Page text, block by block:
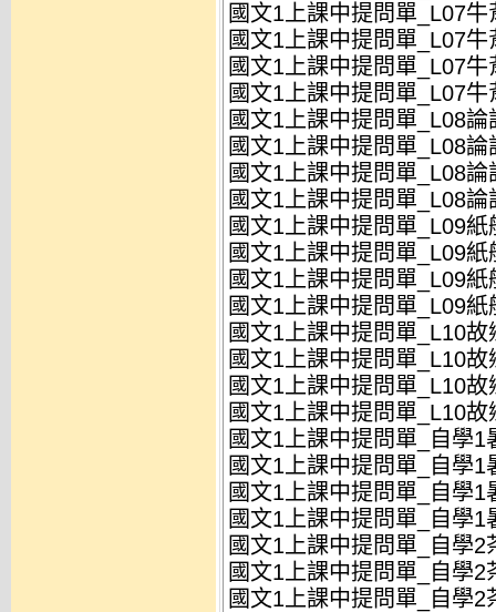
國文1上課中提問單_L07
國文1上課中提問單_L07
國文1上課中提問單_L07
國文1上課中提問單_L07
國文1上課中提問單_L08
國文1上課中提問單_L08
國文1上課中提問單_L08
國文1上課中提問單_L08
國文1上課中提問單_L09
國文1上課中提問單_L09
國文1上課中提問單_L09
國文1上課中提問單_L09
國文1上課中提問單_L10
國文1上課中提問單_L10
國文1上課中提問單_L10
國文1上課中提問單_L10
國文1上課中提問單_自學
國文1上課中提問單_自學
國文1上課中提問單_自學
國文1上課中提問單_自學
國文1上課中提問單_自學
國文1上課中提問單_自學
國文1上課中提問單_自學